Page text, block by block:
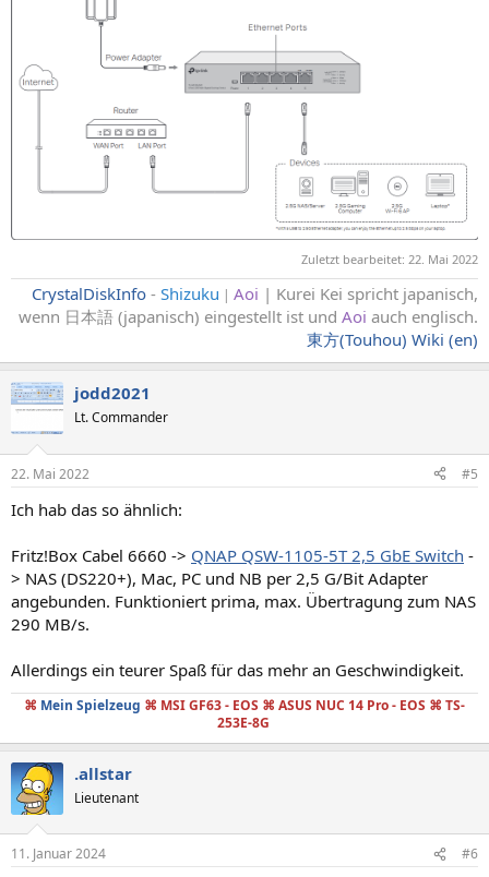
Zuletzt bearbeitet: 22. Mai 2022
CrystalDiskInfo - Shizuku | Aoi | Kurei Kei spricht japanisch,
wenn 日本語 (japanisch) eingestellt ist und Aoi auch englisch.
東方(Touhou) Wiki (en)
jodd2021
Lt. Commander
22. Mai 2022 #5
Ich hab das so ähnlich:
Fritz!Box Cabel 6660 -> QNAP QSW-1105-5T 2,5 GbE Switch -
> NAS (DS220+), Mac, PC und NB per 2,5 G/Bit Adapter
angebunden. Funktioniert prima, max. Übertragung zum NAS
290 MB/s.
Allerdings ein teurer Spaß für das mehr an Geschwindigkeit.
⌘ Mein Spielzeug ⌘ MSI GF63 - EOS ⌘ ASUS NUC 14 Pro - EOS ⌘ TS-
253E-8G
.allstar
Lieutenant
11. Januar 2024 #6